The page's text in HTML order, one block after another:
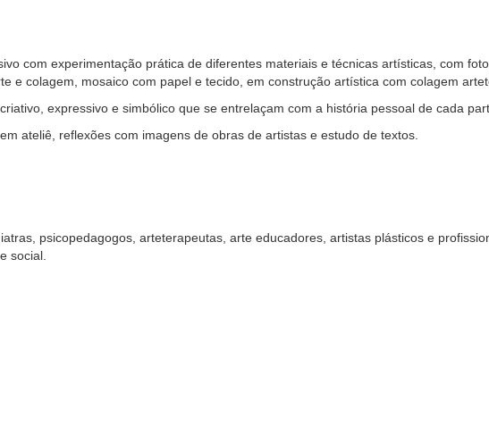
com experimentação prática de diferentes materiais e técnicas artísticas, com
e colagem, mosaico com papel e tecido, em construção artística com colagem
expressivo e simbólico que se entrelaçam com a história pessoal de cada
ateliê, reflexões com imagens de obras de artistas e estudo de textos.
psicopedagogos, arteterapeutas, arte educadores, artistas plásticos e
social.